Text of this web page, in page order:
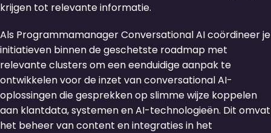
krijgen tot relevante informatie.
Als Programmamanager Conversational AI coördineer je
initiatieven binnen de geschetste roadmap met
relevante clusters om een eenduidige aanpak te
ontwikkelen voor de inzet van conversational AI-
oplossingen die gesprekken op slimme wijze koppelen
aan klantdata, systemen en AI-technologieën. Dit omvat
het beheer van content en integraties in het